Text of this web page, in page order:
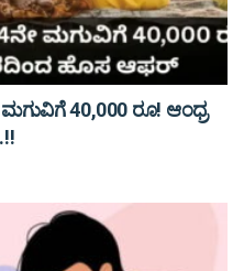
40,000 ರೂ! ಆಂಧ್ರ